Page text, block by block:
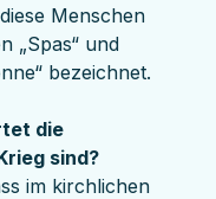
Menschen
„Spas“ und
bezeichnet.
die
sind?
im kirchlichen